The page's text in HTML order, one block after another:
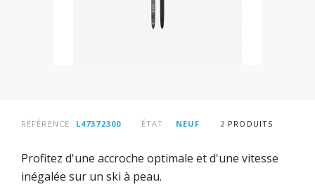
RÉFÉRENCE L47372300 ÉTAT : NEUF 2 PRODUITS
Profitez d'une accroche optimale et d'une vitesse
inégalée sur un ski à peau.